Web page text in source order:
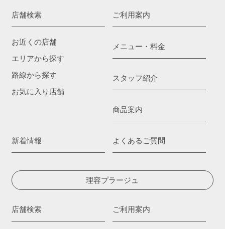
店舗検索
お近くの店舗
エリアから探す
路線から探す
お気に入り店舗
ご利用案内
メニュー・料金
スタッフ紹介
商品案内
新着情報 よくあるご質問
理容プラージュ
店舗検索 ご利用案内